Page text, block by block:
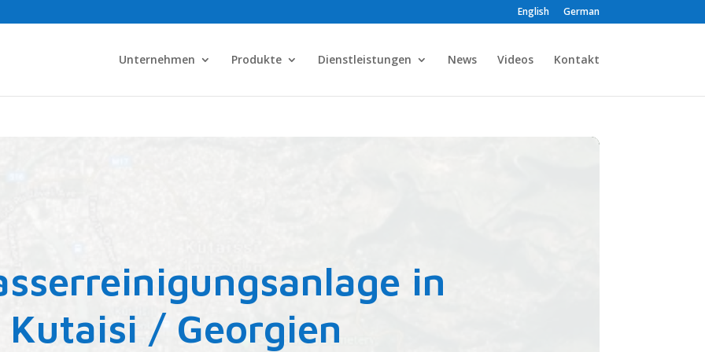
English German
Unternehmen Produkte Dienstleistungen News Videos Kontakt
in
Kutaisi / Georgien